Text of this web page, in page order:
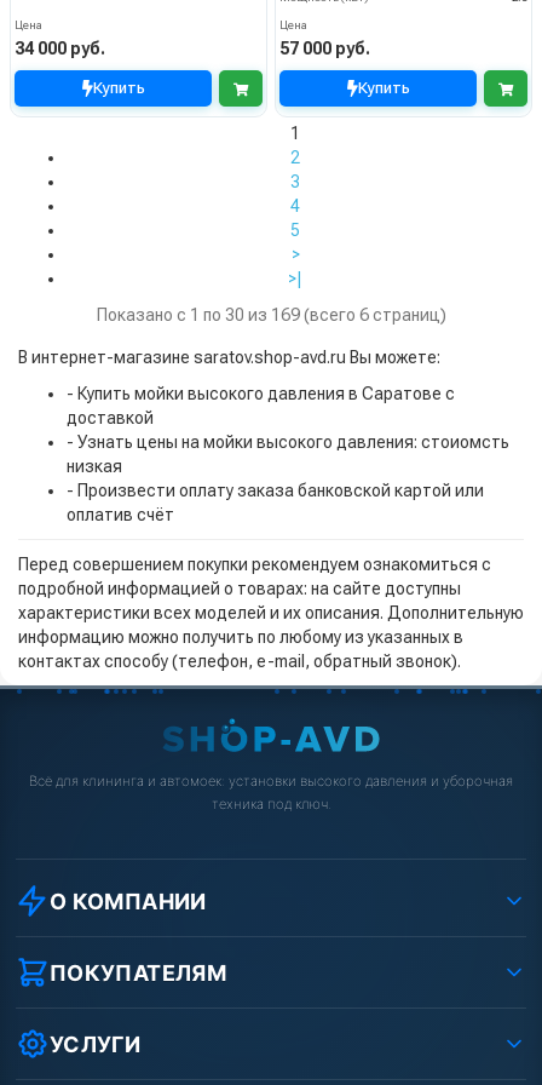
Цена
34 000 руб.
Купить
Цена
57 000 руб.
Купить
1
2
3
4
5
>
>|
Показано с 1 по 30 из 169 (всего 6 страниц)
В интернет-магазине saratov.shop-avd.ru Вы можете:
- Купить мойки высокого давления в Саратове с
доставкой
- Узнать цены на мойки высокого давления: стоиомсть
низкая
- Произвести оплату заказа банковской картой или
оплатив счёт
Перед совершением покупки рекомендуем ознакомиться с
подробной информацией о товарах: на сайте доступны
характеристики всех моделей и их описания. Дополнительную
информацию можно получить по любому из указанных в
контактах способу (телефон, e-mail, обратный звонок).
Всё для клининга и автомоек: установки высокого давления и уборочная
техника под ключ.
О КОМПАНИИ
О компании
Реквизиты ООО «Шоп АВД»
Условия соглашения
Вакансии
ПОКУПАТЕЛЯМ
Как заказать?
Оплата
УСЛУГИ
Ремонт АВД